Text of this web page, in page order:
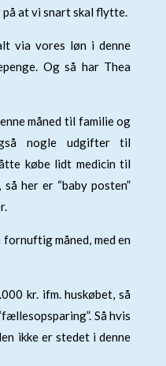
at vi snart skal flytte.
via vores løn i denne
Og så har Thea
måned til familie og
nogle udgifter til
købe lidt medicin til
her er “baby posten”
måned, med en
kr. ifm. huskøbet, så
Så hvis
ikke er stedet i denne